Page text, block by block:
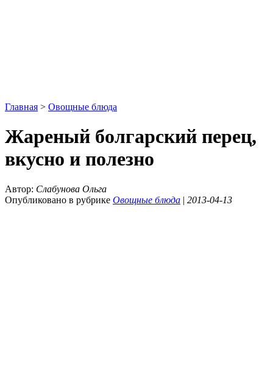
Главная > Овощные блюда
Жареный болгарский перец,
вкусно и полезно
Автор: Слабунова Ольга
Опубликовано в рубрике Овощные блюда | 2013-04-13